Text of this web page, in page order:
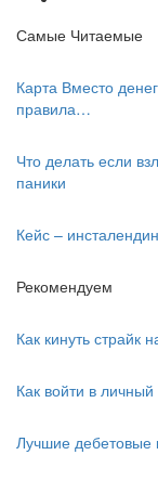
Самые Читаемые
Карта Вместо
правила…
Что делать если
паники
Кейс –
Рекомендуем
Как кинуть страйк
Как войти в
Лучшие дебетовые